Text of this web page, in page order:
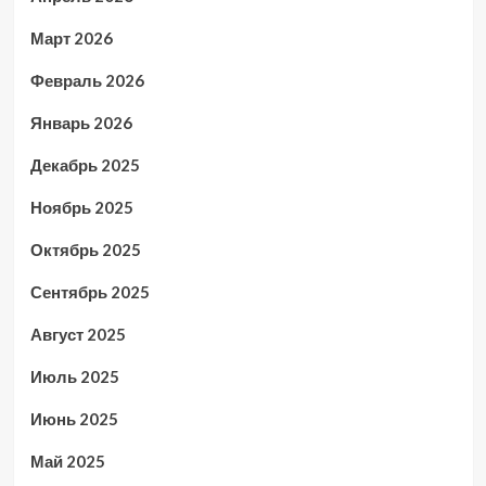
Март 2026
Февраль 2026
Январь 2026
Декабрь 2025
Ноябрь 2025
Октябрь 2025
Сентябрь 2025
Август 2025
Июль 2025
Июнь 2025
Май 2025